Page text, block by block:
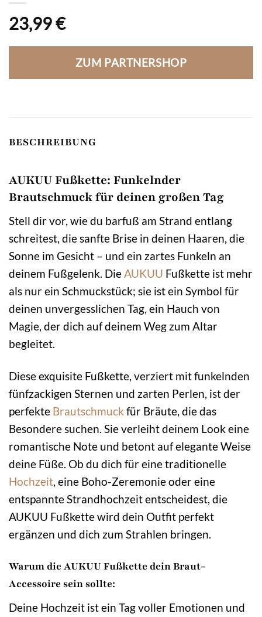
23,99€
ZUM PARTNERSHOP
BESCHREIBUNG
AUKUU Fußkette: Funkelnder
Brautschmuck für deinen großen Tag
Stell dir vor, wie du barfuß am Strand entlang
schreitest, die sanfte Brise in deinen Haaren, die
Sonne im Gesicht – und ein zartes Funkeln an
deinem Fußgelenk. DieAUKUU Fußkette ist mehr
als nur ein Schmuckstück; sie ist ein Symbol für
deinen unvergesslichen Tag, ein Hauch von
Magie, der dich auf deinem Weg zum Altar
begleitet.
Diese exquisite Fußkette, verziert mit funkelnden
fünfzackigen Sternen und zarten Perlen, ist der
perfekte Brautschmuck für Bräute, die das
Besondere suchen. Sie verleiht deinem Look eine
romantische Note und betont auf elegante Weise
deine Füße. Ob du dich für eine traditionelle
Hochzeit, eine Boho-Zeremonie oder eine
entspannte Strandhochzeit entscheidest, die
AUKUU Fußkette wird dein Outfit perfekt
ergänzen und dich zum Strahlen bringen.
Warum die AUKUU Fußkette dein Braut-
Accessoire sein sollte:
Deine Hochzeit ist ein Tag voller Emotionen und